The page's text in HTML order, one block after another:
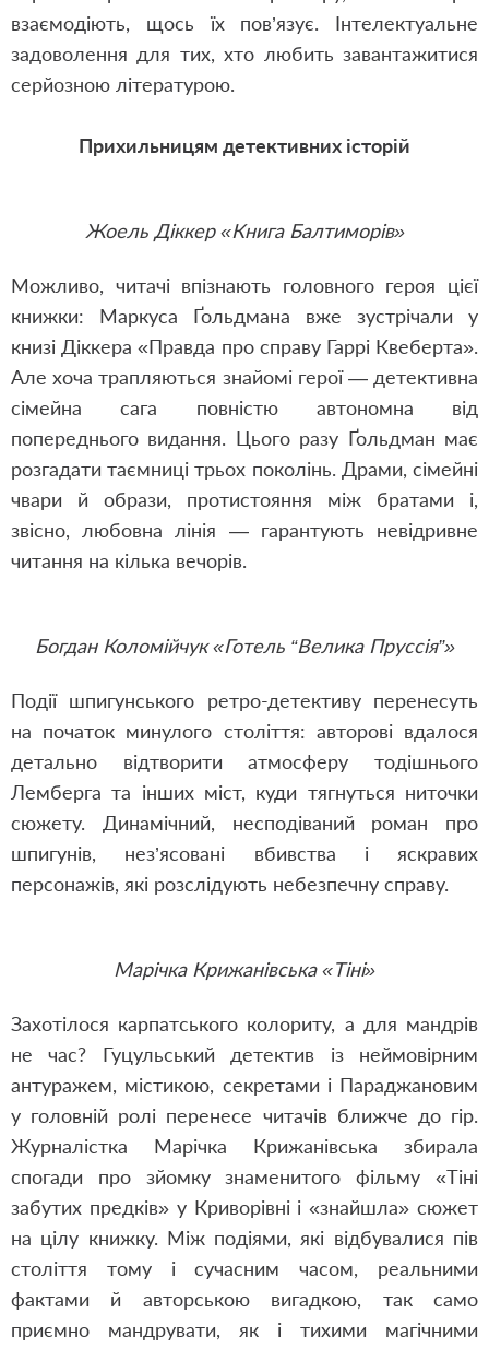
взаємодіють, щось їх пов’язує. Інтелектуальне
задоволення для тих, хто любить завантажитися
серйозною літературою.
Прихильницям детективних історій
Жоель Діккер «Книга Балтиморів»
Можливо, читачі впізнають головного героя цієї
книжки: Маркуса Ґольдмана вже зустрічали у
книзі Діккера «Правда про справу Гаррі Квеберта».
Але хоча трапляються знайомі герої — детективна
сімейна сага повністю автономна від
попереднього видання. Цього разу Ґольдман має
розгадати таємниці трьох поколінь. Драми, сімейні
чвари й образи, протистояння між братами і,
звісно, любовна лінія — гарантують невідривне
читання на кілька вечорів.
Богдан Коломійчук «Готель “Велика Пруссія”»
Події шпигунського ретро-детективу перенесуть
на початок минулого століття: авторові вдалося
детально відтворити атмосферу тодішнього
Лемберга та інших міст, куди тягнуться ниточки
сюжету. Динамічний, несподіваний роман про
шпигунів, нез’ясовані вбивства і яскравих
персонажів, які розслідують небезпечну справу.
Марічка Крижанівська «Тіні»
Захотілося карпатського колориту, а для мандрів
не час? Гуцульський детектив із неймовірним
антуражем, містикою, секретами і Параджановим
у головній ролі перенесе читачів ближче до гір.
Журналістка Марічка Крижанівська збирала
спогади про зйомку знаменитого фільму «Тіні
забутих предків» у Криворівні і «знайшла» сюжет
на цілу книжку. Між подіями, які відбувалися пів
століття тому і сучасним часом, реальними
фактами й авторською вигадкою, так само
приємно мандрувати, як і тихими магічними